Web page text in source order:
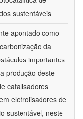
sustentáveis
apontado como
da
importantes
produção deste
catalisadores
eletrolisadores de
sustentável, neste